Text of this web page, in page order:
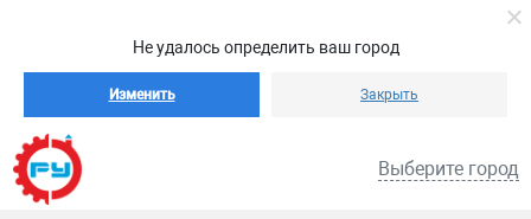
Не удалось определить ваш город
Изменить Закрыть
Выберите город